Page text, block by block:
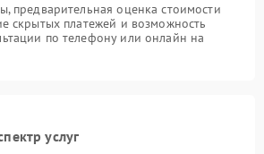
предварительная оценка стоимости
скрытых платежей и возможность
по телефону или онлайн на
услуг